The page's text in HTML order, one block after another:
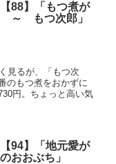
88】「もつ煮が
～ もつ次郎」
見るが、「もつ次
のもつ煮をおかずに
円。ちょっと高い気
94】「地元愛が
おぶち」